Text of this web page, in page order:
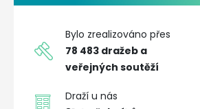
Bylo zrealizováno přes
78 483 dražeb a
veřejných soutěží
Draží u nás